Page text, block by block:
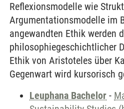
Reflexionsmodelle wie
Argumentationsmodelle im
angewandten Ethik werden
philosophiegeschichtlicher
Ethik von Aristoteles über
Gegenwart wird kursorisch
Leuphana Bachelor -